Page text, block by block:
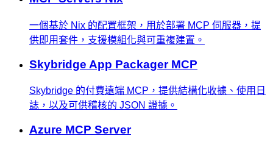
一個基於 Nix 的配置框架，用於部署 MCP 伺服器，提
供即用套件，支援模組化與可重複建置。
Skybridge App Packager MCP
Skybridge 的付費遠端 MCP，提供結構化收據、使用日
誌，以及可供稽核的 JSON 證據。
Azure MCP Server